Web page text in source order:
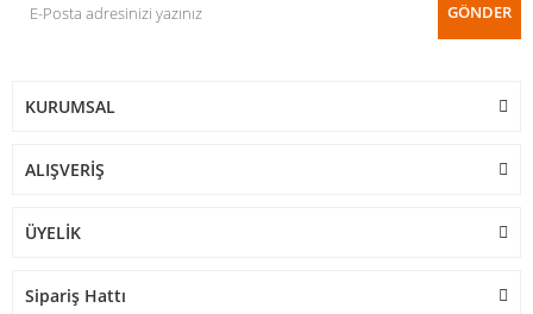
GÖNDER
KURUMSAL
ALIŞVERİŞ
ÜYELİK
Sipariş Hattı